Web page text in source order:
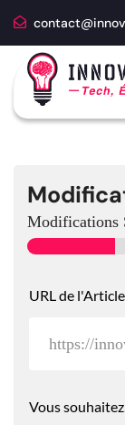
Modifications
URL de
Vous